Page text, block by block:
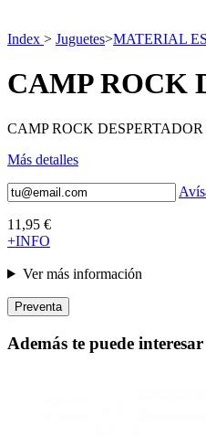
Index > Juguetes>MATERIAL
CAMP ROCK
CAMP ROCK
Más detalles
11,95 €
+INFO
Ver más información
Preventa
Además te puede interesar